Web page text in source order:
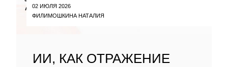
02 ИЮЛЯ 2026
ФИЛИМОШКИНА НАТАЛИЯ
ИИ, КАК ОТРАЖЕНИЕ